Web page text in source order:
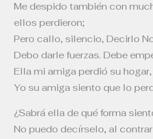
Me despido también con
ellos perdieron;
Pero callo, silencio, Decirlo
Debo darle fuerzas. Debe
Ella mi amiga perdió su hogar,
Yo su amiga siento que lo
¿Sabrá ella de qué forma
No puedo decírselo, al